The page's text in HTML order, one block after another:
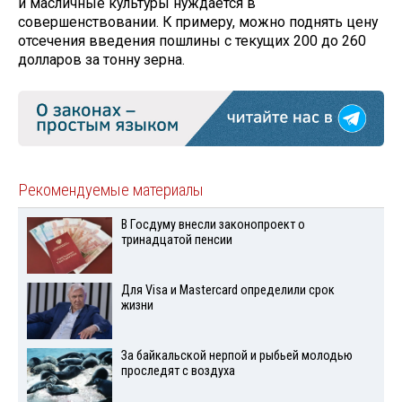
совершенствовании. К примеру, можно поднять цену
отсечения введения пошлины с текущих 200 до 260
долларов за тонну зерна.
Рекомендуемые материалы
В Госдуму внесли законопроект о
тринадцатой пенсии
Для Visа и Mastercard определили срок
жизни
За байкальской нерпой и рыбьей молодью
проследят с воздуха